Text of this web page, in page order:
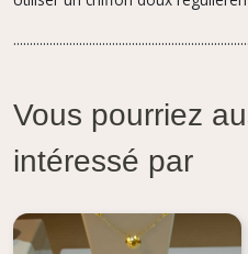
Vous pourriez
intéressé par